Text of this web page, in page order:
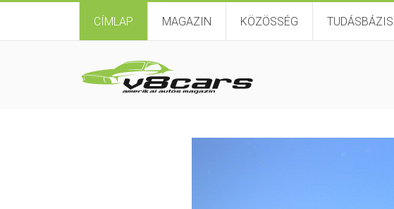
CÍMLAP MAGAZIN KÖZÖSSÉG TUDÁSBÁZIS